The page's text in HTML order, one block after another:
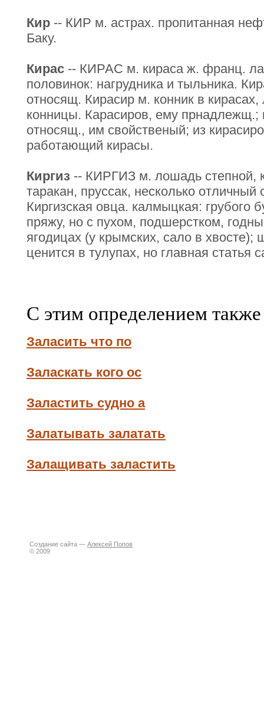
Кир -- КИР м. астрах. пропитанная
Баку.
Кирас -- КИРАС м. кираса ж. франц.
половинок: нагрудника и тыльника.
относящ. Кирасир м. конник в
конницы. Карасиров, ему прнадлежщ.;
относящ., им свойственый; из
работающий кирасы.
Киргиз -- КИРГИЗ м. лошадь степной,
таракан, пруссак, несколько отличный
Киргизская овца. калмыцкая: грубого
пряжу, но с пухом, подшерстком,
ягодицах (у крымских, сало в хвосте);
ценится в тулупах, но главная статья
С этим определением
Заласить что по
Заласкать кого ос
Заластить судно а
Залатывать залатать
Залащивать заластить
Создание сайта — Алексей Попов
© 2009